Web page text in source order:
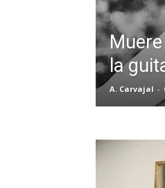
la
A. Carvajal -